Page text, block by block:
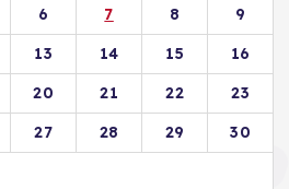
6 7 8
9
13 14 15
16
20 21 22
23
27 28 29
30